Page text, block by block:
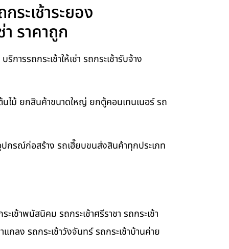
ระเช้าระยอง
ราคาถูก
ารรถกระเช้าให้เช่า รถกระเช้ารับจ้าง
นไม้ ยกสินค้าขนาดใหญ่ ยกตู้คอนเทนเนอร์ รถ
กรณ์ก่อสร้าง รถเฮี๊ยบขนส่งสินค้าทุกประเภท
เช้าพนัสนิคม รถกระเช้าศรีราชา รถกระเช้า
แกลง รถกระเช้าวังจันทร์ รถกระเช้าบ้านค่าย